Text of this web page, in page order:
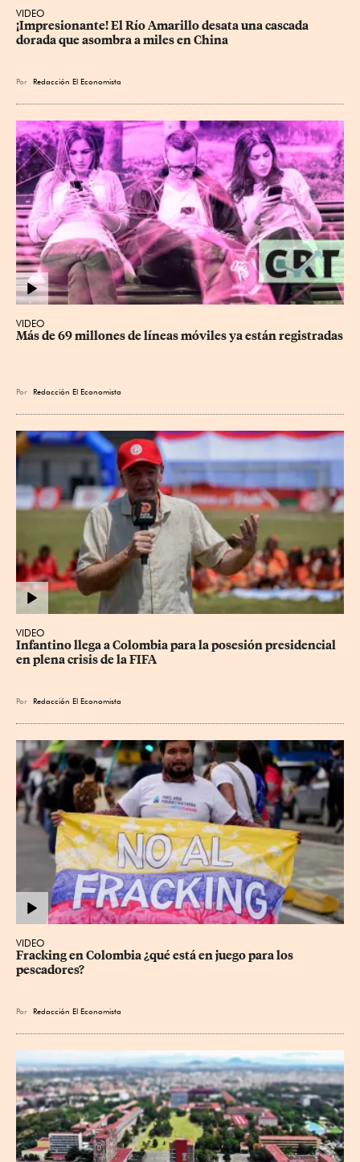
VIDEO
¡Impresionante! El Río Amarillo desata una cascada
dorada que asombra a miles en China
Por Redacción El Economista
VIDEO
Más de 69 millones de líneas móviles ya están registradas
Por Redacción El Economista
VIDEO
Infantino llega a Colombia para la posesión presidencial
en plena crisis de la FIFA
Por Redacción El Economista
VIDEO
Fracking en Colombia ¿qué está en juego para los
pescadores?
Por Redacción El Economista